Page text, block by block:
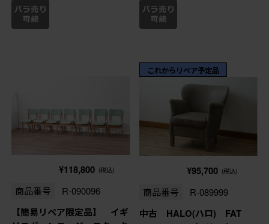
¥118,800 (税込)
商品番号 R-090096
【簡易リペア限定品】 イギ
これからリペア予定品
¥95,700 (税込)
商品番号 R-089999
中古 HALO(ハロ) FAT